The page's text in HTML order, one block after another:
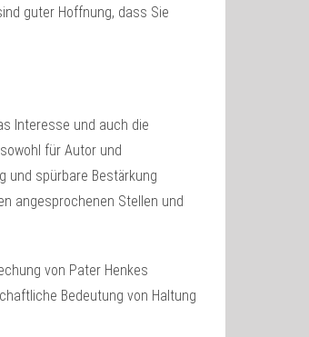
guter Hoffnung, dass Sie
Interesse und auch die
für Autor und
und spürbare Bestärkung
angesprochenen Stellen und
von Pater Henkes
Bedeutung von Haltung